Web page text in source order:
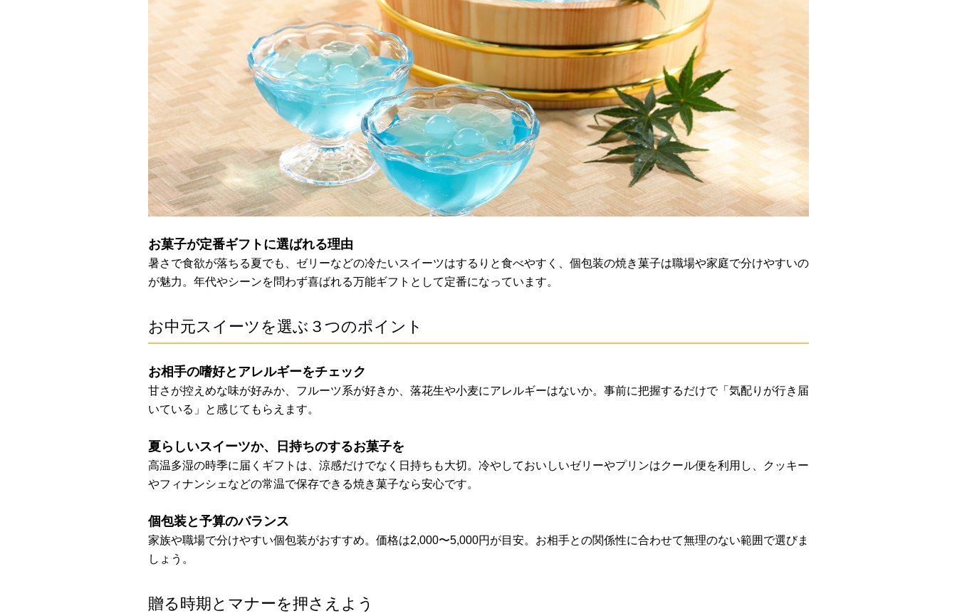
お菓子が定番ギフトに選ばれる理由
暑さで食欲が落ちる夏でも、ゼリーなどの冷たいスイーツはするりと食べやすく、個包装の焼き菓子は職場や家庭で分けやすいの
が魅力。年代やシーンを問わず喜ばれる万能ギフトとして定番になっています。
お中元スイーツを選ぶ３つのポイント
お相手の嗜好とアレルギーをチェック
甘さが控えめな味が好みか、フルーツ系が好きか、落花生や小麦にアレルギーはないか。事前に把握するだけで「気配りが行き届
いている」と感じてもらえます。
夏らしいスイーツか、日持ちのするお菓子を
高温多湿の時季に届くギフトは、涼感だけでなく日持ちも大切。冷やしておいしいゼリーやプリンはクール便を利用し、クッキー
やフィナンシェなどの常温で保存できる焼き菓子なら安心です。
個包装と予算のバランス
家族や職場で分けやすい個包装がおすすめ。価格は2,000〜5,000円が目安。お相手との関係性に合わせて無理のない範囲で選びま
しょう。
贈る時期とマナーを押さえよう